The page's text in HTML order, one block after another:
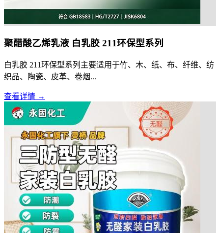
聚醋酸乙烯乳液 白乳胶 211环保型系列
白乳胶 211环保型系列主要适用于竹、木、纸、布、纤维、纺
织品、陶瓷、皮革、卷烟...
查看详情 →